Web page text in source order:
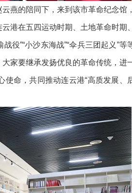
燕的陪同下，来到该市革命纪念馆
港在五四运动时期、土地革命时期
役”“小沙东海战”“伞兵三团起义”等
家要继承发扬优良的革命传统，进
命，共同推动连云港“高质发展、